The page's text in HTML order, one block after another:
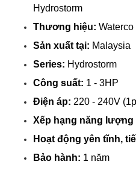
Hydrostorm
Thương hiệu: Waterco
Sản xuất tại: Malaysia
Series: Hydrostorm
Công suất: 1 - 3HP
Điện áp: 220 - 240V
Xếp hạng năng lượng
Hoạt động yên tĩnh,
Bảo hành: 1 năm